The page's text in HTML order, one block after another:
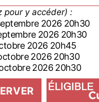
(cliquez pour y accéder) :
mardi 1 septembre 2026 20h30
lundi 7 septembre 2026 20h30
lundi 5 octobre 2026 20h45
lundi 19 octobre 2026 20h30
lundi 26 octobre 2026 20h30